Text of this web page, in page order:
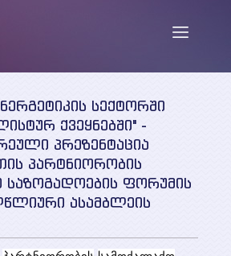
სექტორში
ქვეყნებში" -
პრეზენტაცია
პარტნიორობის
საზოგადოების ფორუმის
ასამბლეის